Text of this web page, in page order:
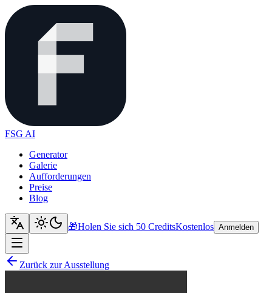
FSG AI
Generator
Galerie
Aufforderungen
Preise
Blog
🎁Holen Sie sich 50 CreditsKostenlos Anmelden
Zurück zur Ausstellung